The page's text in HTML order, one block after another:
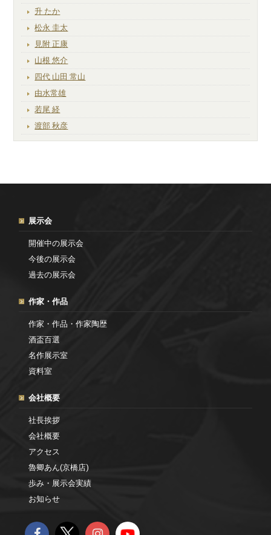
升 たか
松永 圭太
見附 正康
山根 悠介
四代 山田 常山
由水常雄
若尾 経
渡部 秋彦
展示会
開催中の展示会
今後の展示会
過去の展示会
作家・作品
作家・作品・作家陶歴
酒盃百選
名作展示室
資料室
会社概要
社長挨拶
会社概要
アクセス
魯卿あん(京橋店)
歩み・展示会実績
お知らせ